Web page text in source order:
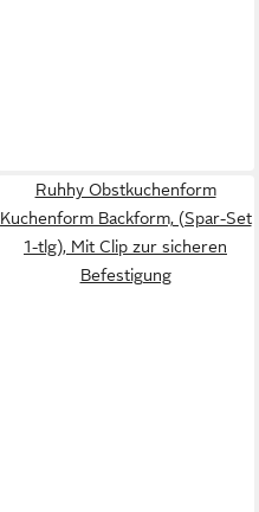
Ruhhy Obstkuchenform
Kuchenform Backform, (Spar-Set
1-tlg), Mit Clip zur sicheren
Befestigung